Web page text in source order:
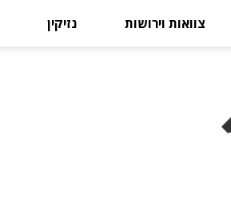
צוואות וירושות נזיקין